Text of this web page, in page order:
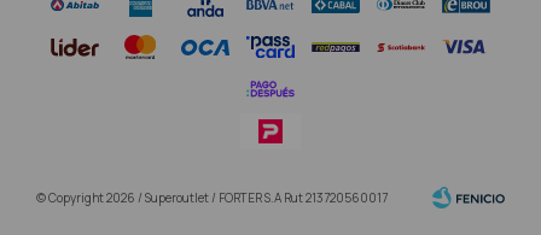
© Copyright 2026 / Superoutlet / FORTER S.A Rut 213720560017